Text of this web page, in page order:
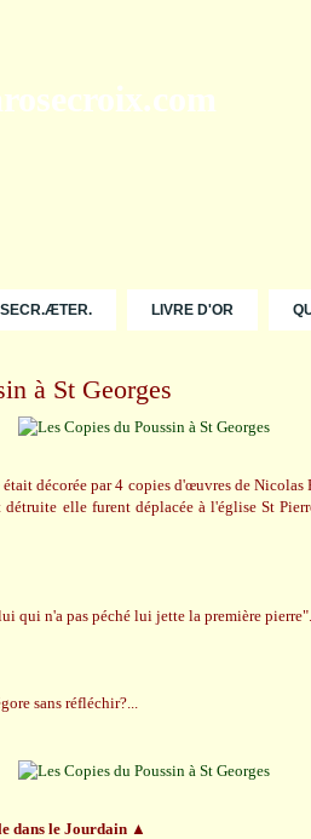
SECR.ÆTER. LIVRE D'OR
à St Georges
décorée par 4 copies d'œuvres de Nicolas
elle furent déplacée à l'église St
qui n'a pas péché lui jette la première pierre".
sans réfléchir?...
dans le Jourdain ▲